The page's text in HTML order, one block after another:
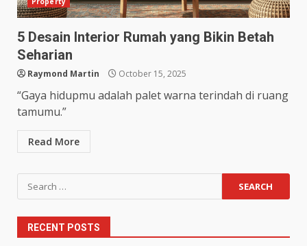
5 Desain Interior Rumah yang Bikin Betah
Seharian
Raymond Martin October 15, 2025
“Gaya hidupmu adalah palet warna terindah di ruang
tamumu.”
Read More
Search
for:
RECENT POSTS